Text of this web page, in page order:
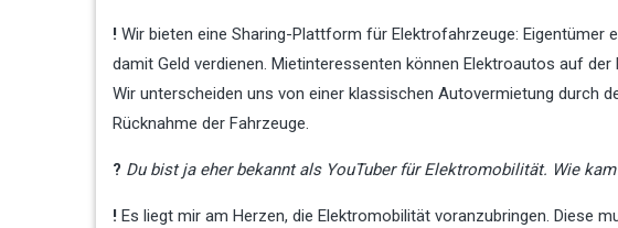
! Wir bieten eine Sharing-Plattform für Elektrofahrzeuge: Eigentümer
damit Geld verdienen. Mietinteressenten können Elektroautos auf
Wir unterscheiden uns von einer klassischen Autovermietung durch
Rücknahme der Fahrzeuge.
? Du bist ja eher bekannt als YouTuber für Elektromobilität. Wie
! Es liegt mir am Herzen, die Elektromobilität voranzubringen. Diese